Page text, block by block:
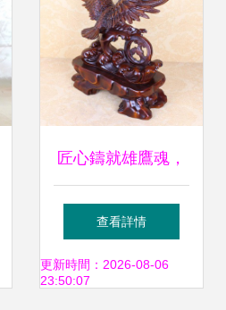
匠心鑄就雄鷹魂，
鎮宅納福展宏圖
——探秘新款樹脂
查看詳情
更新時間：2026-08-06
23:50:07